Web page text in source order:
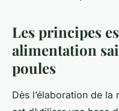
Les principes
alimentation
poules
Dès l’élaboration de